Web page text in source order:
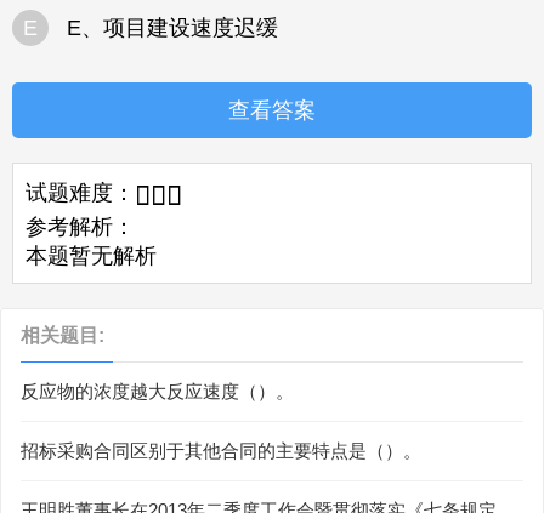
E E、项目建设速度迟缓
查看答案
试题难度：   
参考解析：
本题暂无解析
相关题目:
反应物的浓度越大反应速度（）。
招标采购合同区别于其他合同的主要特点是（）。